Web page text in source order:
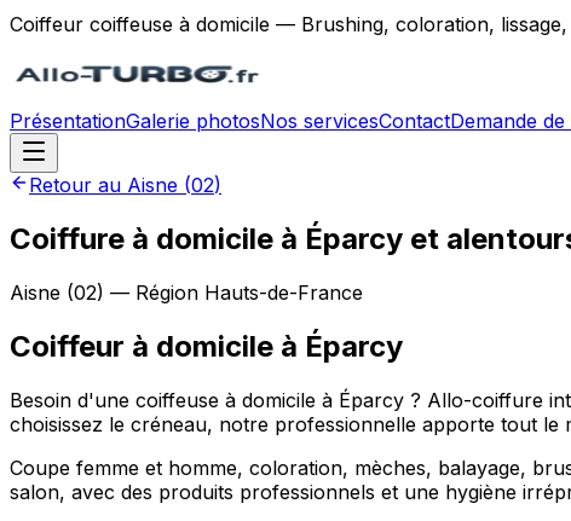
Coiffeur coiffeuse à domicile — Brushing, coloration,
PrésentationGalerie photosNos servicesContactDemande
Retour au Aisne (02)
Coiffure à domicile à Éparcy et
Aisne (02) — Région Hauts-de-France
Coiffeur à domicile à Éparcy
Besoin d'une coiffeuse à domicile à Éparcy ? Allo-coiffure
choisissez le créneau, notre professionnelle apporte tout
Coupe femme et homme, coloration, mèches, balayage,
salon, avec des produits professionnels et une hygiène